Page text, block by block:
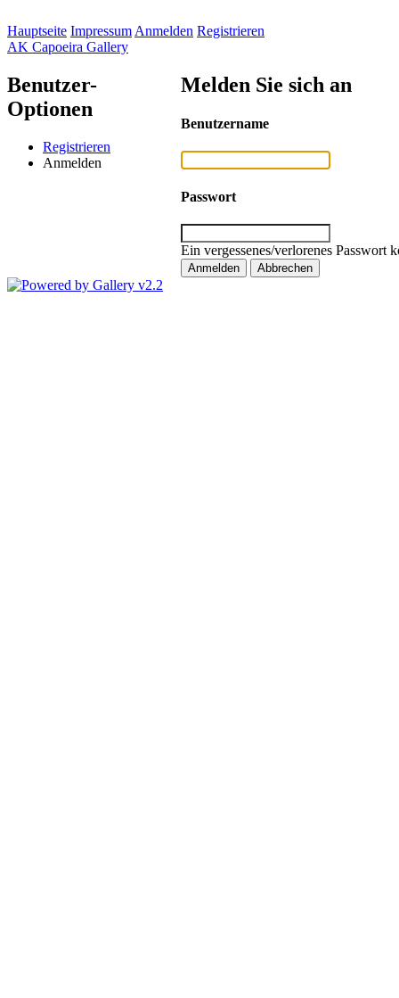
Hauptseite Impressum Anmelden Registrieren
AK Capoeira Gallery
Benutzer-
Optionen
Registrieren
Anmelden
Melden Sie sich an
Benutzername
Passwort
Ein vergessenes/verlorenes Passwort